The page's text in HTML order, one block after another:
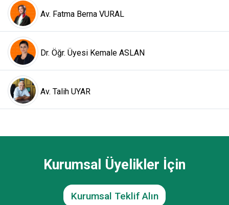
Av. Fatma Berna VURAL
Dr. Öğr. Üyesi Kemale ASLAN
Av. Talih UYAR
Kurumsal Üyelikler İçin
Kurumsal Teklif Alın